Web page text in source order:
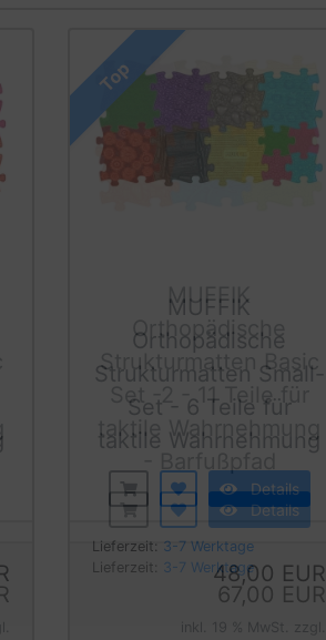
MUFFIK
Orthopädische
Strukturmatten Small-
Set - 6 Teile für
taktile Wahrnehmung
Details
Lieferzeit: 3-7 Werktage
48,00 EUR